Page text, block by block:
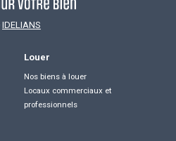
et professionnels à
IDELIANS
Louer
Nos biens à louer
Locaux commerciaux et
professionnels